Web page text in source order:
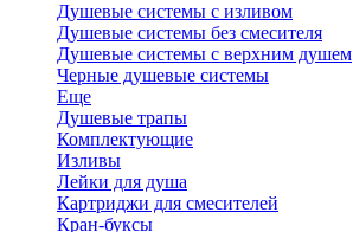
Душевые системы с изливом
Душевые системы без смесителя
Душевые системы с верхним душем
Черные душевые системы
Еще
Душевые трапы
Комплектующие
Изливы
Лейки для душа
Картриджи для смесителей
Кран-буксы